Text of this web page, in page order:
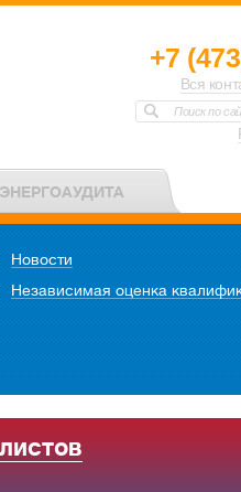
+7
Вся
Поиск по
Новости
Независимая оценка